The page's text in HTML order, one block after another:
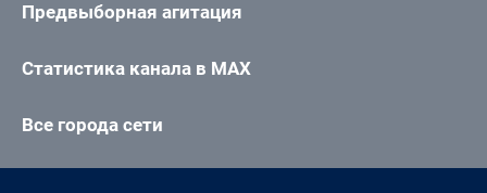
Предвыборная агитация
Статистика канала в MAX
Все города сети